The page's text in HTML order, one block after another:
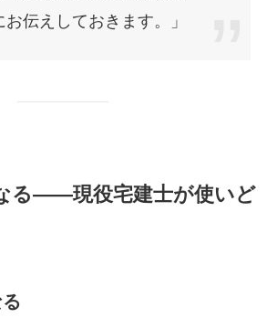
伝えしておきます。」
る——現役宅建士が使いど